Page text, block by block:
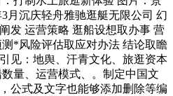
月沉庆轻舟雅驰逛艇无限公司 幻
发 运营策略 逛船设想取办事 营
*风险评估取应对办法 结论取瞻
见：地舆、汗青文化、旅逛资本
量、运营模式、。制定中国文
公式及文字也能够添加删除等编